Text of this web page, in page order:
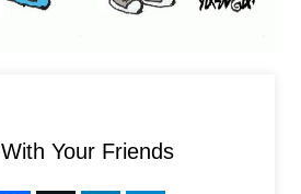
Your Friends